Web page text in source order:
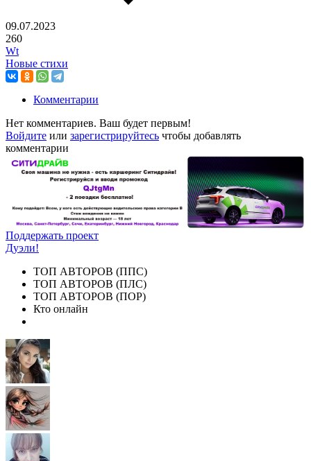
09.07.2023
260
Wt
Новые стихи
Комментарии
Нет комментариев. Ваш будет первым!
Войдите или зарегистрируйтесь чтобы добавлять
комментарии
Поддержать проект
Дуэли!
ТОП АВТОРОВ (ППС)
ТОП АВТОРОВ (ПЛС)
ТОП АВТОРОВ (ПОР)
Кто онлайн